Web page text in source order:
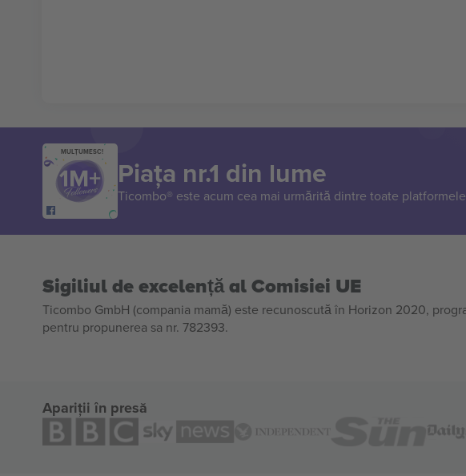
MULȚUMESC!
Piața nr.1 din lume
Ticombo® este acum cea mai urmărită dintre toate
Sigiliul de excelență al Comisiei UE
Ticombo GmbH (compania mamă) este recunoscută în Horizon 2020,
pentru propunerea sa nr. 782393.
Apariții în presă